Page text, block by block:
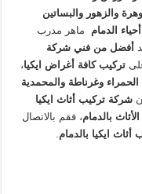
والزهور والبساتين
الدمام ماهر مدرب
أفضل من فني شركة
تركيب كافة أغراض ايكيا،
وغرناطة والمحمدية
شركة تركيب أثاث ايكيا
بالدمام، فقم بالاتصال
ايكيا بالدمام.